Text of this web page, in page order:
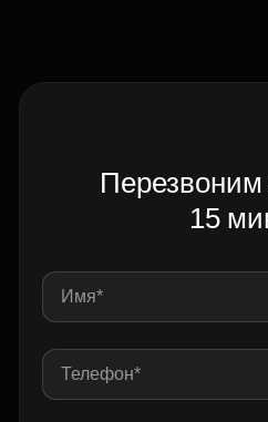
Перезвоним
15